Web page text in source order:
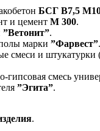
БСГ В7,5
и цемент М 300.
”Ветонит”.
марки ”Фарвест”.
смеси и
гипсовая смесь
”Эгита”.
.